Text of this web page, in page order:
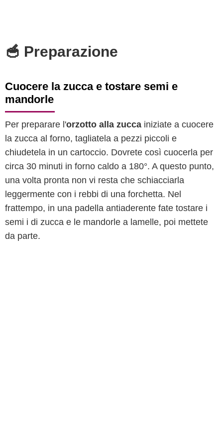
🥣 Preparazione
Cuocere la zucca e tostare semi e
mandorle
Per preparare l'orzotto alla zucca iniziate a cuocere
la zucca al forno, tagliatela a pezzi piccoli e
chiudetela in un cartoccio. Dovrete così cuocerla per
circa 30 minuti in forno caldo a 180°. A questo punto,
una volta pronta non vi resta che schiacciarla
leggermente con i rebbi di una forchetta. Nel
frattempo, in una padella antiaderente fate tostare i
semi i di zucca e le mandorle a lamelle, poi mettete
da parte.